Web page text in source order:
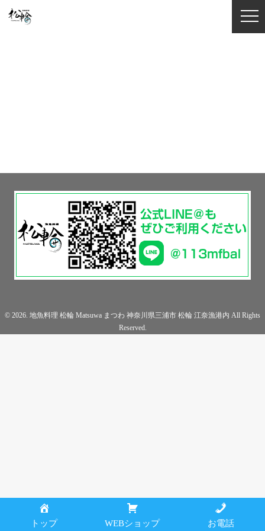
© 2026. 地魚料理 松輪 Matsuwa まつわ 神奈川県三浦市 松輪 江奈漁港内 All Rights
Reserved.
トップ WEBショップ お電話